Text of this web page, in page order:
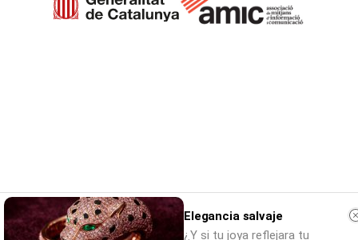
Elegancia salvaje
¿Y si tu joya reflejara tu